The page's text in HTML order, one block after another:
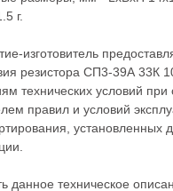
г.
изготовитель
резистора СП3-39А 33К
технических условий
правил и условий
установленных
данное техническое